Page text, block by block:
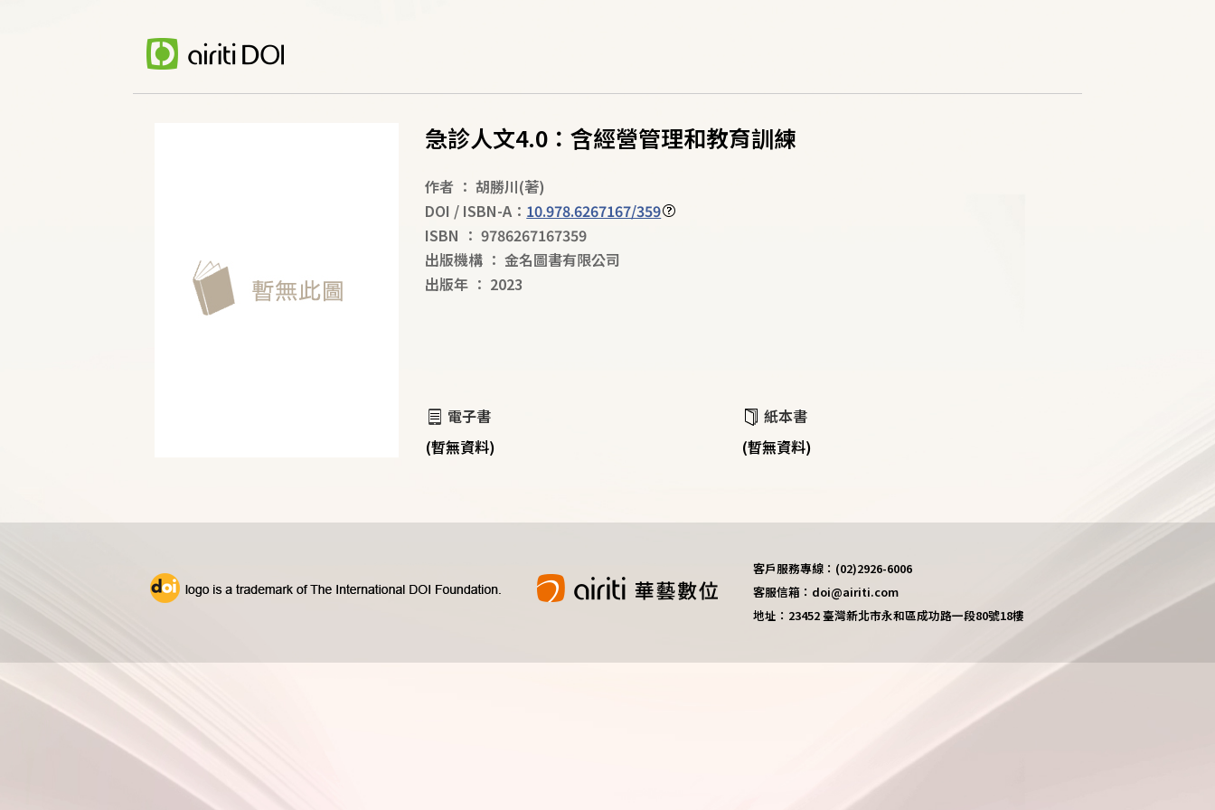
急診人文4.0：含經營管理和教育訓練
作者 ： 胡勝川(著)
DOI / ISBN-A： 10.978.6267167/359
ISBN ： 9786267167359
出版機構 ： 金名圖書有限公司
出版年 ： 2023
電子書
(暫無資料)
紙本書
(暫無資料)
客戶服務專線：(02)2926-6006
客服信箱：doi@airiti.com
地址：23452 臺灣新北市永和區成功路一段80號18樓